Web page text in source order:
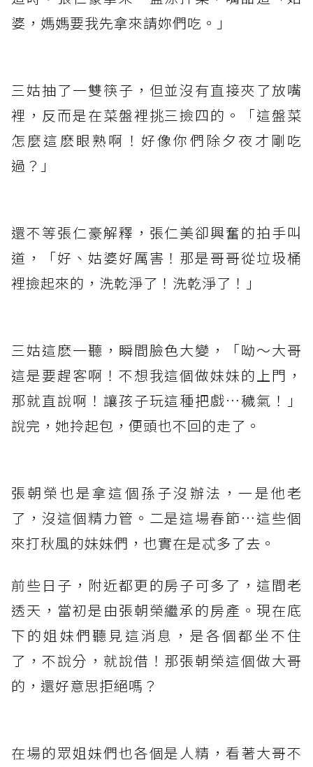
婆，媽媽要我先拿來請妳們吃。」
三姑抽了一雙筷子，但並沒有直接夾了放嘴
裡，反而是在菜盤裡挑三撿四的。「這盤菜
怎麼這麽眼熟啊！好像你們除夕夜才剛吃
過？」
還不等張仁豪解釋，張仁美卻興奮的拍手叫
道，「好、姑婆好厲害！那是哥哥從垃圾桶
裡撿起來的，洗乾淨了！洗乾淨了！」
三姑這麽一聽，瞬間臉色大變，「呦～大哥
這是要趕客啊！不想我這個做妹妹的上門，
那就直說啊！讓孩子玩這種把戲…穢氣！」
說完，她拎起包，便頭也不回的走了。
張朝榮也是拿這個孫子沒辦法，一是他老
了，沒這個精力管。二是這場春節…這些個
來打秋風的妹妹們，也實在是忒多了去。
前些日子，附近都更的房子可多了，這間老
透天，當初是由張朝榮繼承的房產。現在底
下的姐妹們聽見這消息，是各個都坐不住
了，不說分，就說借！那張朝榮這個做大哥
的，還好意思拒絕嗎？
在場的眾姐妹們也各個是人精，看著大哥不